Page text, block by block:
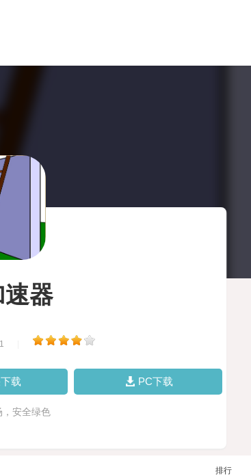
器
载 PC下载
安全绿色
排行